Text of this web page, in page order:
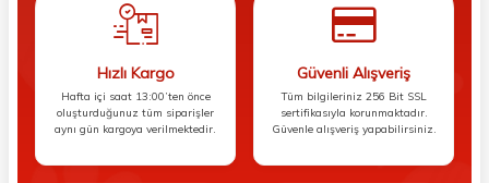
Hızlı Kargo
Hafta içi saat 13:00’ten önce
oluşturduğunuz tüm siparişler
aynı gün kargoya verilmektedir.
Güvenli Alışveriş
Tüm bilgileriniz 256 Bit SSL
sertifikasıyla korunmaktadır.
Güvenle alışveriş yapabilirsiniz.